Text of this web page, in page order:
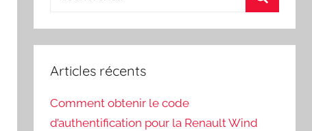
:
Articles récents
Comment obtenir le code
d’authentification pour la Renault Wind